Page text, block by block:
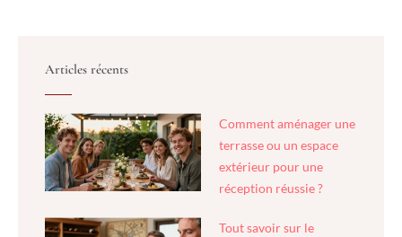
Articles récents
Comment aménager une
terrasse ou un espace
extérieur pour une
réception réussie ?
Tout savoir sur le